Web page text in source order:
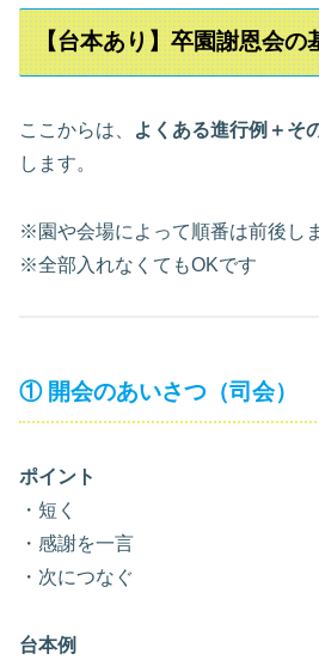
【台本あり】卒園謝恩会の
ここからは、 よくある進行例＋そ
します。
※園や会場によって順番は前後し
※全部入れなくてもOKです
① 開会のあいさつ（司会）
ポイント
・短く
・感謝を一言
・次につなぐ
台本例